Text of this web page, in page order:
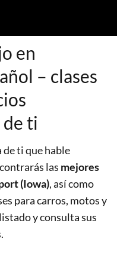
en
– clases
ti
de ti que hable
las mejores
(Iowa), así como
para carros, motos y
y consulta sus